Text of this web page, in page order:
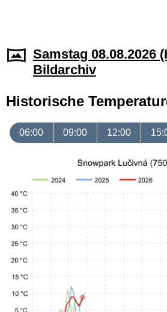
Samstag 08.08.2026
Bildarchiv
Historische
06:00 09:00 12:00